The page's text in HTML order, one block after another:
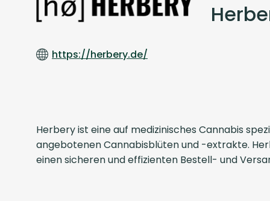
https://herbery.de/
Herbery ist eine auf medizinisches Cannabis
angebotenen Cannabisblüten und -extrakte.
einen sicheren und effizienten Bestell- und